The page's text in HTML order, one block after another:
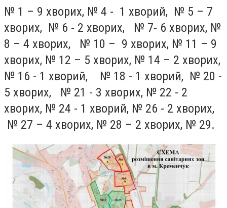
№ 1 – 9 хворих, № 4 - 1 хворий, № 5 – 7
хворих, № 6 - 2 хворих, № 7- 6 хворих, №
8 – 4 хворих, № 10 – 9 хворих, № 11 – 9
хворих, № 12 – 5 хворих, № 14 – 2 хворих,
№ 16 - 1 хворий, № 18 - 1 хворий, № 20 -
5 хворих, № 21 - 3 хворих, № 22 - 2
хворих, № 24 - 1 хворий, № 26 - 2 хворих,
№ 27 – 4 хворих, № 28 – 2 хворих, № 29.